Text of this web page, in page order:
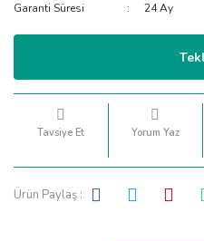
Garanti Süresi
24 Ay
Tavsiye Et Yorum Yaz
Ürün Paylaş :